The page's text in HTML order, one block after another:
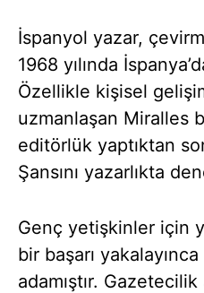
İspanyol yazar,
1968 yılında
Özellikle kişisel
uzmanlaşan Miralles
editörlük yaptıktan
Şansını yazarlıkta
Genç yetişkinler için
bir başarı
adamıştır.